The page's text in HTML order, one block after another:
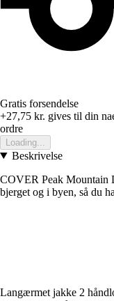
Gratis forsendelse
+27,75 kr. gives til din
ordre
Loading...
Beskrivelse
COVER Peak Mountain
bjerget og i byen, så du
Langærmet jakke 2